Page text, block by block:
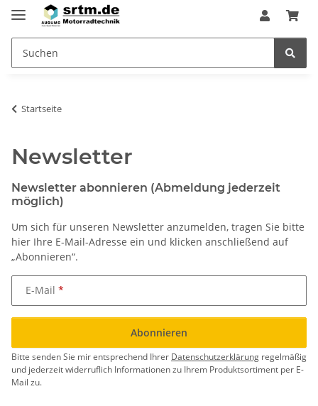
Startseite
Newsletter
Newsletter abonnieren (Abmeldung jederzeit
möglich)
Um sich für unseren Newsletter anzumelden, tragen Sie bitte
hier Ihre E-Mail-Adresse ein und klicken anschließend auf
„Abonnieren“.
E-Mail
Abonnieren
Bitte senden Sie mir entsprechend Ihrer Datenschutzerklärung regelmäßig
und jederzeit widerruflich Informationen zu Ihrem Produktsortiment per E-
Mail zu.